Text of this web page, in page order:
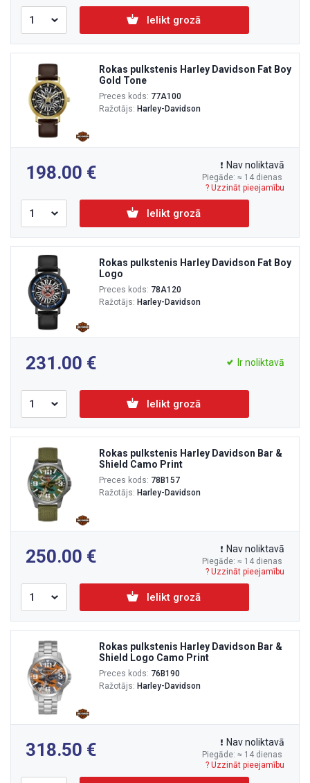
Ielikt grozā
Rokas pulkstenis Harley Davidson Fat Boy
Gold Tone
Preces kods: 77A100
Ražotājs: Harley-Davidson
198.00 Piegāde: ≈ 14 dienas
Nav noliktavā
? Uzzināt pieejamību
Ielikt grozā
Rokas pulkstenis Harley Davidson Fat Boy
Logo
Preces kods: 78A120
Ražotājs: Harley-Davidson
231.00 Ir noliktavā
Ielikt grozā
Rokas pulkstenis Harley Davidson Bar &
Shield Camo Print
Preces kods: 78B157
Ražotājs: Harley-Davidson
250.00 Piegāde: ≈ 14 dienas
Nav noliktavā
? Uzzināt pieejamību
Ielikt grozā
Rokas pulkstenis Harley Davidson Bar &
Shield Logo Camo Print
Preces kods: 76B190
Ražotājs: Harley-Davidson
318.50 Piegāde: ≈ 14 dienas
Nav noliktavā
? Uzzināt pieejamību